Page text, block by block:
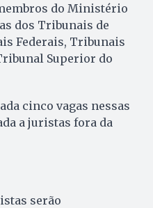
do Ministério
dos Tribunais de
Federais, Tribunais
Superior do
cinco vagas nessas
a juristas fora da
serão